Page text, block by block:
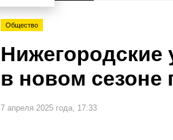
Общество
Нижегородские
в новом сезоне
7 апреля 2025 года, 17:33